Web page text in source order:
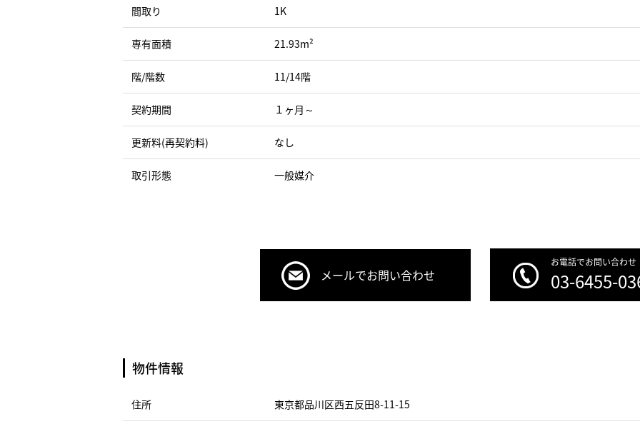
間取り 1K
専有面積 21.93m²
階/階数 11/14階
契約期間 １ヶ月～
更新料(再契約料) なし
取引形態 一般媒介
メールでお問い合わせ
お電話でお問い合わせ
03-6455-
物件情報
住所 東京都品川区西五反田8-11-15